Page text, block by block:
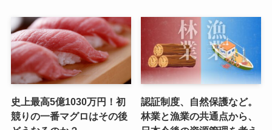
史上最高5億1030万円！初
競りの一番マグロはその後
認証制度、自然保護など。
林業と漁業の共通点から、